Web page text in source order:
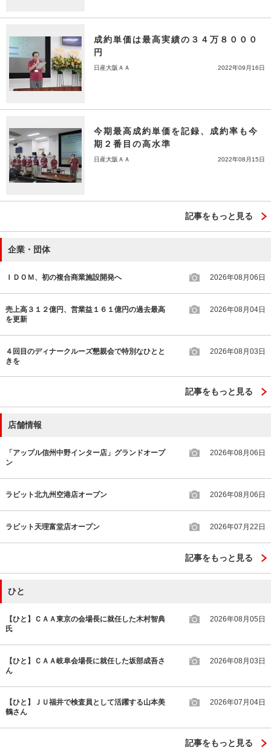
成約単価は最高実績の３４万８０００
円
日産大阪ＡＡ 2022年09月16日
今期最高成約単価を記録、成約率も今
期２番目の高水準
日産大阪ＡＡ 2022年08月15日
記事をもっと見る
企業・団体
ＩＤＯＭ、初の複合商業施設開発へ 2026年08月06日
売上高３１２億円、営業益１６１億円の過去最高
を更新
2026年08月04日
４回目のディナークルーズ懇親会で特別なひとと
きを
2026年08月03日
記事をもっと見る
店舗情報
「アップル信州中野インター店」グランドオープ
ン
2026年08月06日
ラビット北九州空港店オープン 2026年08月06日
ラビット天理富堂店オープン 2026年07月22日
記事をもっと見る
ひと
【ひと】ＣＡＡ東京の会場長に就任した木村智典
氏
2026年08月05日
【ひと】ＣＡＡ岐阜会場長に就任した坂部成吾さ
ん
2026年08月03日
【ひと】ＪＵ福井で検査員として活躍する山本美
鶴さん
2026年07月04日
記事をもっと見る